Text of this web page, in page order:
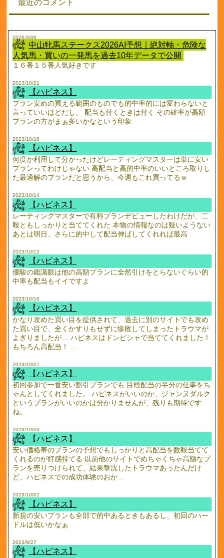
最近のコメント
2026/3/06
中山牝馬ステークス2026AI予想｜絶対軸・危険な
人気馬・買いの一発馬を過去10年データで公開
１６番１５番人気好きです
2023/10/21
【ハピネス】
プラン安めの買える範囲のものでも的中率的には変わらないと
言っていいほどだし、 配当も付くときは付く その確率が高額
プランの方がまぁ多いかなという印象
2023/10/18
【ハピネス】
何度か利用して分かったけどレーティングマスターは単に安い
プランってわけじゃない 高配当と高的中率のいいところ取りし
た最適解のプランだと思うから、今週もこれ買ってるｗ
2023/10/14
【ハピネス】
レーティングマスターで有料プランデビューしたわけだが、二
鞍ともしっかりと当ててくれた 本物の情報なのは疑いようない
あとは明日、さらに的中して配当伸ばしてくれれば最高
2023/10/12
【ハピネス】
優駿の鑑識眼は他の高額プランに全然引けをとらないぐらい的
中率も配当もイイですよ
2023/10/10
【ハピネス】
かなり攻めた買い目を提供されて、過去に別のサイトでも攻め
た買い目で、全くかすりもせずに惨敗してしまったトラウマが
よぎりましたが… ハピネスはドンピシャで当ててくれました！
もちろん高配当！ ...
2023/10/07
【ハピネス】
初回参加で一番安い割引プランでも 目標配当の半分の仕事をち
ゃんとしてくれました。 ハピネスがいいのか、ジャンヌダルク
というプランがいいのかは分かりませんが、残りも期待です
ね。
2023/10/03
【ハピネス】
安い価格帯のプランの予想でもしっかりと高配当を数鞍当てて
くれるのが好感持てる 以前他のサイトでめちゃくちゃ高額なプ
ランを売りつけられて、結果撃沈したトラウマあったんだけ
ど、ハピネスでの成功体験のおか...
2023/10/02
【ハピネス】
新規の安いプランも全部で的中あるときもあるし、初回のハー
ドルは低いかなぁ
2023/9/27
【ハピネス】